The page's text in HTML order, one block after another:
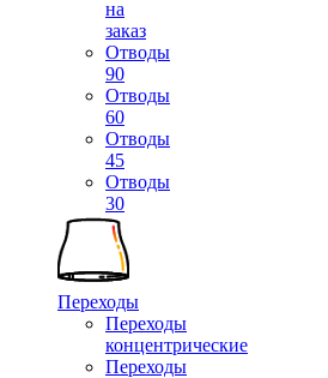
на
заказ
Отводы
90
Отводы
60
Отводы
45
Отводы
30
Переходы
Переходы
концентрические
Переходы